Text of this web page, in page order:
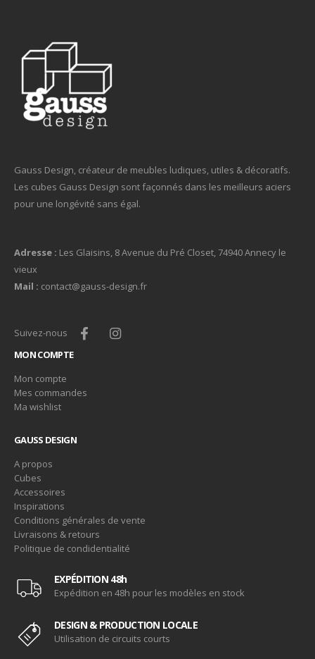
Gauss Design, créateur de meubles ludiques, utiles & décoratifs.
Les cubes Gauss Design sont façonnés dans les meilleurs aciers
pour une longévité sans égal.
Adresse : Les Glaisins, 8 Avenue du Pré Closet, 74940 Annecy le
vieux
Mail : contact@gauss-design.fr
Suivez-nous
MON COMPTE
Mon compte
Mes commandes
Ma wishlist
GAUSS DESIGN
A propos
Cubes
Accessoires
Inspirations
Conditions générales de vente
Livraisons & retours
Politique de condidentialité
EXPÉDITION 48h
Expédition en 48h pour les modèles en stock
DESIGN & PRODUCTION LOCALE
Utilisation de circuits courts